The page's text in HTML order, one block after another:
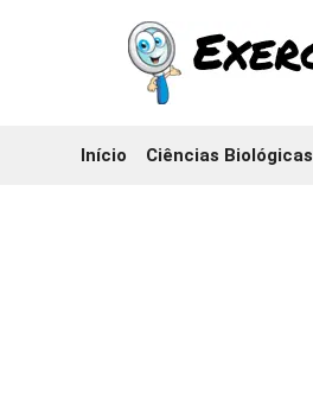
Início Ciências Biológicas